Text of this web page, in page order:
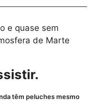
e quase sem
de Marte
têm peluches mesmo